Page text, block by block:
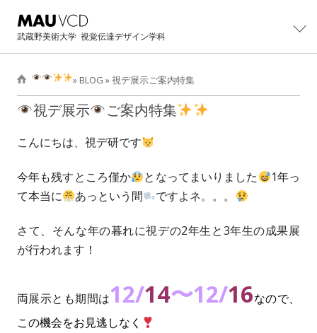
武蔵野美術大学 視覚伝達デザイン学科
学科紹介
学科紹介パンフレット
卒業生インタビュー
制作・研究
教員・スタッフ
卒業制作アーカイブ
大学院
大学院修士課程概要
主任教授より
イベント
卒業・修了制作展
CONTACT展
イベントの記録
進路
主な就職先・進学先
過去3年次編入学試験問題
BLOG
CONTACT
» BLOG »視デ展示ご案内特集
視デ展示 ご案内特集
こんにちは、視デ研です
今年も残すところ僅か となってまいりました
1年っ
て本当に
あっという間 ですよネ。。。
さて、そんな年の暮れに視デの2年生と3年生の成果展
が行われます！
両展示とも期間は12/14〜12/16なので、
この機会をお見逃しなく